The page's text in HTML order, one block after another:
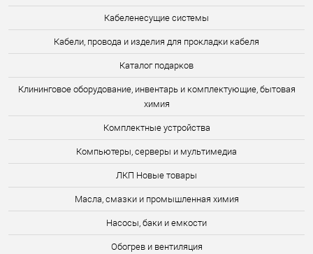
Кабеленесущие системы
Кабели, провода и изделия для прокладки кабеля
Каталог подарков
Клининговое оборудование, инвентарь и комплектующие, бытовая
химия
Комплектные устройства
Компьютеры, серверы и мультимедиа
ЛКП Новые товары
Масла, смазки и промышленная химия
Насосы, баки и емкости
Обогрев и вентиляция